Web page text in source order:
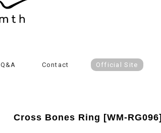
Q&A Contact Official Site
Cross Bones Ring [WM-RG096]